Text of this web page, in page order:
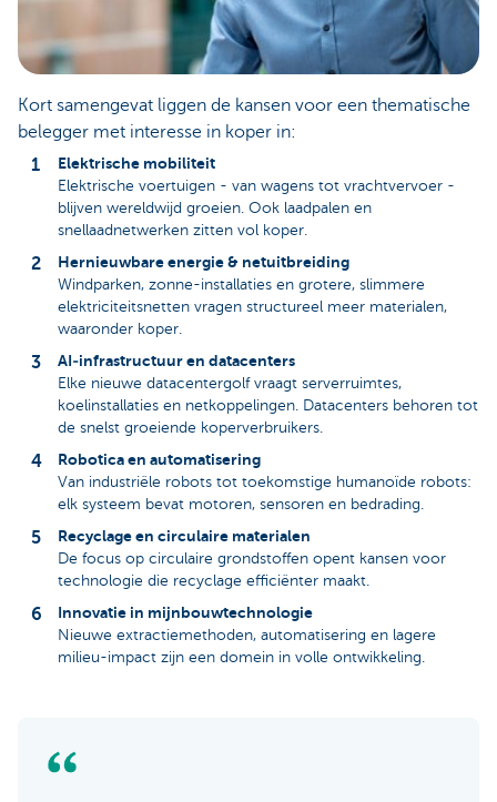
Kort samengevat liggen de kansen voor een thematische
belegger met interesse in koper in:
Elektrische mobiliteit
Elektrische voertuigen - van wagens tot vrachtvervoer -
blijven wereldwijd groeien. Ook laadpalen en
snellaadnetwerken zitten vol koper.
Hernieuwbare energie & netuitbreiding
Windparken, zonne-installaties en grotere, slimmere
elektriciteitsnetten vragen structureel meer materialen,
waaronder koper.
AI‑infrastructuur en datacenters
Elke nieuwe datacentergolf vraagt serverruimtes,
koelinstallaties en netkoppelingen. Datacenters behoren tot
de snelst groeiende koperverbruikers.
Robotica en automatisering
Van industriële robots tot toekomstige humanoïde robots:
elk systeem bevat motoren, sensoren en bedrading.
Recyclage en circulaire materialen
De focus op circulaire grondstoffen opent kansen voor
technologie die recyclage efficiënter maakt.
Innovatie in mijnbouwtechnologie
Nieuwe extractiemethoden, automatisering en lagere
milieu-impact zijn een domein in volle ontwikkeling.